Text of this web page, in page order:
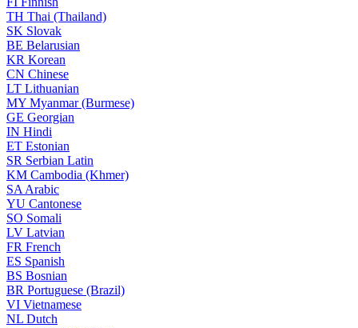
TH Thai (Thailand)
SK Slovak
BE Belarusian
KR Korean
CN Chinese
LT Lithuanian
MY Myanmar (Burmese)
GE Georgian
IN Hindi
ET Estonian
SR Serbian Latin
KM Cambodia (Khmer)
SA Arabic
YU Cantonese
SO Somali
LV Latvian
FR French
ES Spanish
BS Bosnian
BR Portuguese (Brazil)
VI Vietnamese
NL Dutch